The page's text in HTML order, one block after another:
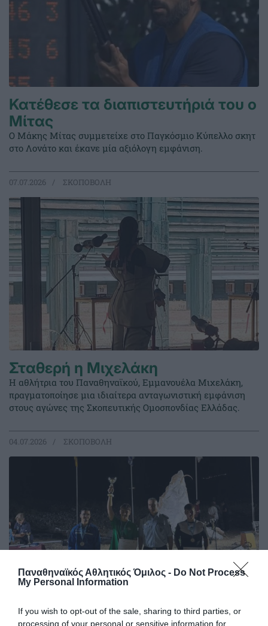
Παναθηναϊκός Αθλητικός Όμιλος - Do Not Process
My Personal Information
If you wish to opt-out of the sale, sharing to third parties, or
processing of your personal or sensitive information for
Κατέθεσε τα διαπιστευτήριά του ο
Μίτας
Ο Μάκης Μίτας συμμετείχε στο Παγκόσμιο Κύπελλο σκητ
στο Λονάτο και έκανε μία αξιόλογη εμφάνιση.
07.07.2026 ΣΚΟΠΟΒΟΛΗ
Σταθερή η Μιχελάκη
Η αθλήτρια του Παναθηναϊκού, Εμμανουέλα Μιχελάκη,
πραγματοποίησε μια ιδιαίτερα ανταγωνιστική εμφάνιση
στους αγώνες της Σκοπευτικής Ομοσπονδίας Ελλάδας.
04.07.2026 ΣΚΟΠΟΒΟΛΗ